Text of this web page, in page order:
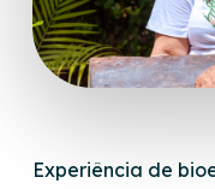
Experiência de